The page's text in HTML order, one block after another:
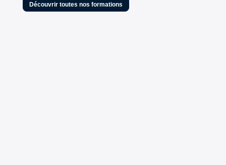
Découvrir toutes nos formations